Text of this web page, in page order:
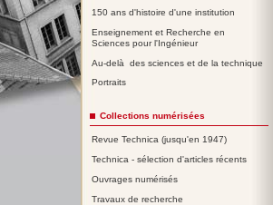
150 ans d'histoire d'une institution
Enseignement et Recherche en
Sciences pour l'Ingénieur
Au-delà des sciences et de la technique
Portraits
Collections numérisées
Revue Technica (jusqu'en 1947)
Technica - sélection d'articles récents
Ouvrages numérisés
Travaux de recherche